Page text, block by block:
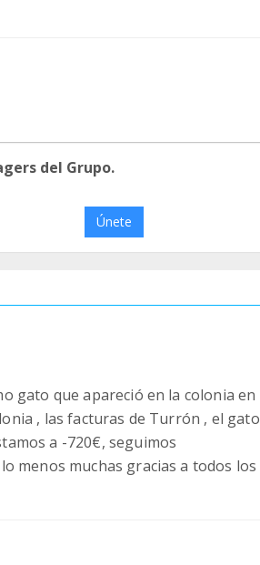
del Grupo.
Únete
gato que apareció en la colonia en
, las facturas de Turrón , el gato
a -720€, seguimos
menos muchas gracias a todos los